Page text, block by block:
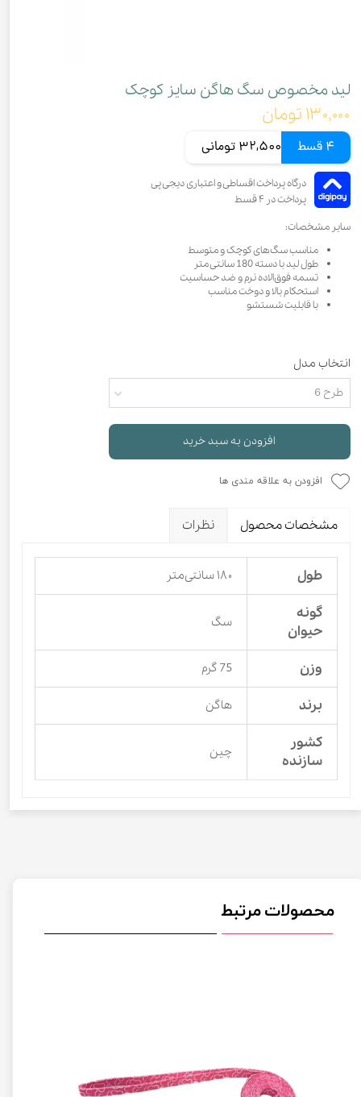
لید مخصوص سگ هاگن سایز کوچک
۱۳۰,۰۰۰ تومان
4 قسط 32,500 تومانی
سایر مشخصات:
مناسب سگ‌های کوچک و متوسط
طول لید با دسته 180 سانتی متر
تسمه فوق‌الاده نرم و ضد حساسیت
استحکام بالا و دوخت مناسب
با قابلیت شستشو
انتخاب مدل
طرح 6
افزودن به سبد خرید
افزودن به علاقه مندی ها
مشخصات محصول نظرات
طول ۱۸۰ سانتی‌متر
گونه
حیوان
سگ
وزن 75 گرم
برند هاگن
کشور
سازنده
چین
محصولات مرتبط